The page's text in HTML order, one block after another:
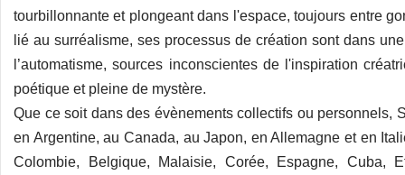
tourbillonnante et plongeant dans l'espace, toujours entre
lié au surréalisme, ses processus de création sont dans
l’automatisme, sources inconscientes de l'inspiration
poétique et pleine de mystère.
Que ce soit dans des évènements collectifs ou personnels,
en Argentine, au Canada, au Japon, en Allemagne et en
Colombie, Belgique, Malaisie, Corée, Espagne, Cuba,